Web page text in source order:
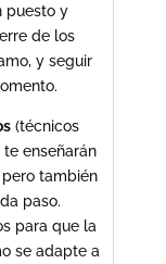
puesto y
de los
y seguir
(técnicos
enseñarán
también
paso.
para que la
se adapte a